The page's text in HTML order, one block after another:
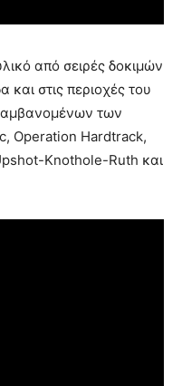
από σειρές δοκιμών
στις περιοχές του
των
Operation Hardtrack,
Knothole-Ruth και